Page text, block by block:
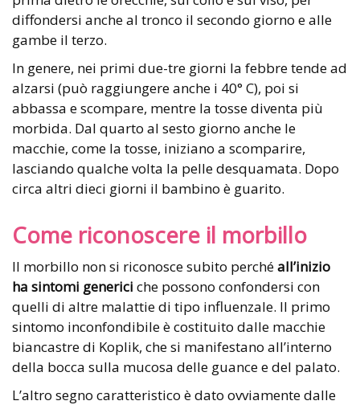
diffondersi anche al tronco il secondo giorno e alle
gambe il terzo.
In genere, nei primi due-tre giorni la febbre tende ad
alzarsi (può raggiungere anche i 40° C), poi si
abbassa e scompare, mentre la tosse diventa più
morbida. Dal quarto al sesto giorno anche le
macchie, come la tosse, iniziano a scomparire,
lasciando qualche volta la pelle desquamata. Dopo
circa altri dieci giorni il bambino è guarito.
Come riconoscere il morbillo
Il morbillo non si riconosce subito perchéall’inizio
ha sintomi generici che possono confondersi con
quelli di altre malattie di tipo influenzale. Il primo
sintomo inconfondibile è costituito dalle macchie
biancastre di Koplik, che si manifestano all’interno
della bocca sulla mucosa delle guance e del palato.
L’altro segno caratteristico è dato ovviamente dalle